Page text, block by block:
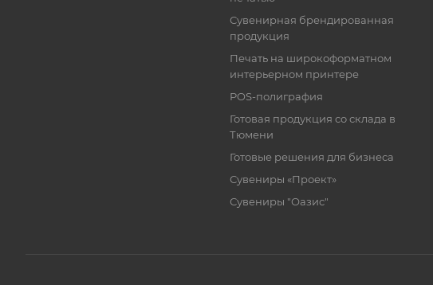
Сувенирная брендированная
продукция
Печать на широкоформатном
интерьерном принтере
POS-полиграфия
Готовая продукция со склада в
Тюмени
Готовые решения для бизнеса
Сувениры «Проект»
Сувениры "Оазис"